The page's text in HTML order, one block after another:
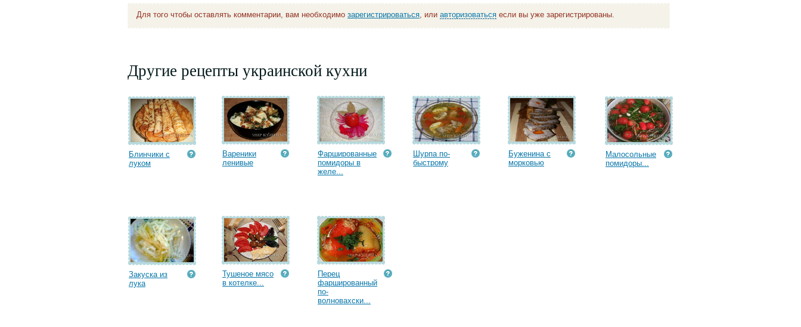
Для того чтобы оставлять комментарии, вам необходимо зарегистрироваться, или авторизоваться если вы уже зарегистрированы.
Другие рецепты украинской кухни
Блинчики с
луком
Вареники
ленивые
Фаршированные
помидоры в
желе...
Шурпа по-
быстрому
Буженина с
морковью
Малосольные
помидоры...
Закуска из
лука
Тушеное мясо
в котелке...
Перец
фаршированный
по-
волновахски...